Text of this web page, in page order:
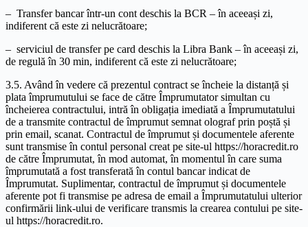
– Transfer bancar într-un cont deschis la BCR – în aceeași zi,
indiferent că este zi nelucrătoare;
– serviciul de transfer pe card deschis la Libra Bank – în aceeași zi,
de regulă în 30 min, indiferent că este zi nelucrătoare;
3.5. Având în vedere că prezentul contract se încheie la distanță și
plata împrumutului se face de către Împrumutator simultan cu
încheierea contractului, intră în obligația imediată a Împrumutatului
de a transmite contractul de împrumut semnat olograf prin poștă și
prin email, scanat. Contractul de împrumut și documentele aferente
sunt transmise în contul personal creat pe site-ul https://horacredit.ro
de către Împrumutat, în mod automat, în momentul în care suma
împrumutată a fost transferată în contul bancar indicat de
Împrumutat. Suplimentar, contractul de împrumut și documentele
aferente pot fi transmise pe adresa de email a Împrumutatului ulterior
confirmării link-ului de verificare transmis la crearea contului pe site-
ul https://horacredit.ro.